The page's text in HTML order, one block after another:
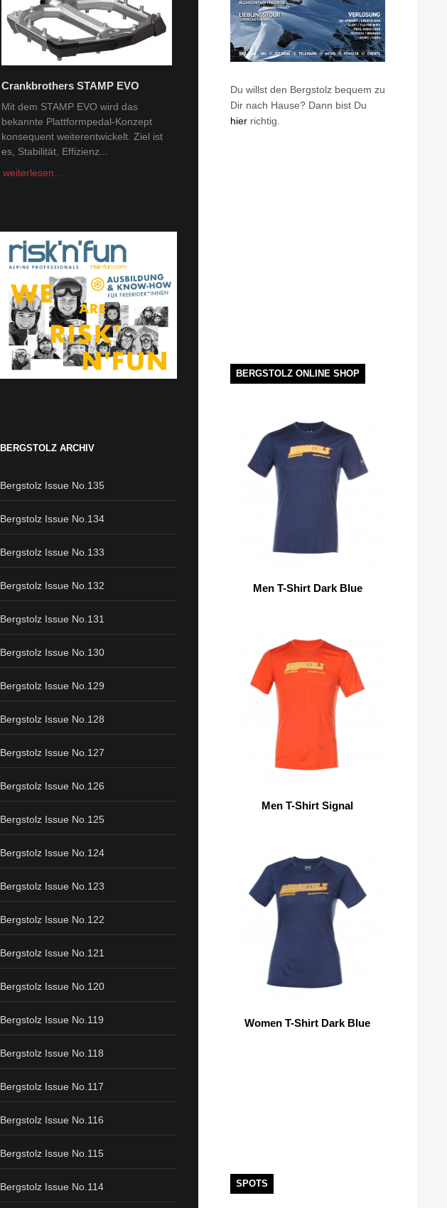
Crankbrothers STAMP EVO
Mit dem STAMP EVO wird das
bekannte Plattformpedal-Konzept
konsequent weiterentwickelt. Ziel ist
es, Stabilität, Effizienz...
weiterlesen...
Tobi Tritscher x Van Deer
Im Schnee Zuhause Name: Tobi
Trischer Alter: 31Homespot:
Schladming, AustriaSponsoren: Van
BERGSTOLZ ARCHIV
Bergstolz Issue No.135
Bergstolz Issue No.134
Bergstolz Issue No.133
Bergstolz Issue No.132
Bergstolz Issue No.131
Bergstolz Issue No.130
Bergstolz Issue No.129
Bergstolz Issue No.128
Bergstolz Issue No.127
Bergstolz Issue No.126
Bergstolz Issue No.125
Bergstolz Issue No.124
Bergstolz Issue No.123
Bergstolz Issue No.122
Bergstolz Issue No.121
Bergstolz Issue No.120
Bergstolz Issue No.119
Bergstolz Issue No.118
Bergstolz Issue No.117
Bergstolz Issue No.116
Bergstolz Issue No.115
Bergstolz Issue No.114
Du willst den Bergstolz bequem zu
Dir nach Hause? Dann bist Du
hierrichtig.
BERGSTOLZ ONLINE SHOP
Men T-Shirt Dark Blue
Men T-Shirt Signal
Women T-Shirt Dark Blue
SPOTS